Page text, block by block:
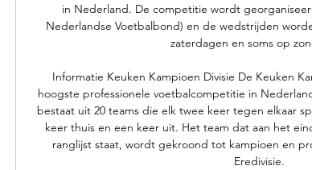
in Nederland. De competitie wordt
Nederlandse Voetbalbond) en de wedstrijden
zaterdagen en soms op
Informatie Keuken Kampioen Divisie De Keuken
hoogste professionele voetbalcompetitie in
bestaat uit 20 teams die elk twee keer tegen elkaar
keer thuis en een keer uit. Het team dat aan het
ranglijst staat, wordt gekroond tot kampioen en
Eredivisie.